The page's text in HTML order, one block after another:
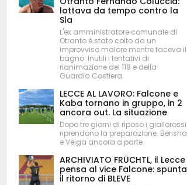
lottava da tempo contro la
Sla
L'ex amministratore comunale di
Otranto è stato colto da un
improvviso malore mentre faceva il
bagno. Inutili i tentativi di
rianimazione del 118 e della
Guardia Costiera.
LECCE AL LAVORO: Falcone e
Kaba tornano in gruppo, in 2
ancora out. La situazione
Dopo tre giorni di riposo i giallorossi
riprendono la preparazione. Berisha
e Veiga ancora a parte
ARCHIVIATO FRÜCHTL, il Lecce
pensa al vice Falcone: spunta
il ritorno di BLEVE